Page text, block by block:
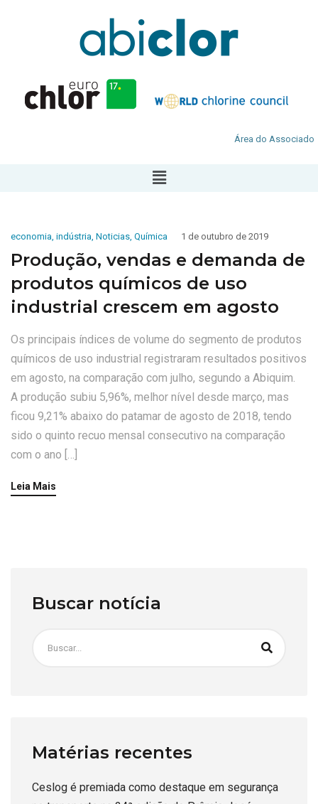
Área do Associado
economia, indústria, Noticias, Química 1 de outubro de 2019
Produção, vendas e demanda de
produtos químicos de uso
industrial crescem em agosto
Os principais índices de volume do segmento de produtos
químicos de uso industrial registraram resultados positivos
em agosto, na comparação com julho, segundo a Abiquim.
A produção subiu 5,96%, melhor nível desde março, mas
ficou 9,21% abaixo do patamar de agosto de 2018, tendo
sido o quinto recuo mensal consecutivo na comparação
com o ano […]
Leia Mais
Buscar notícia
Matérias recentes
Ceslog é premiada como destaque em segurança